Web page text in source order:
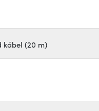
kábel (20 m)